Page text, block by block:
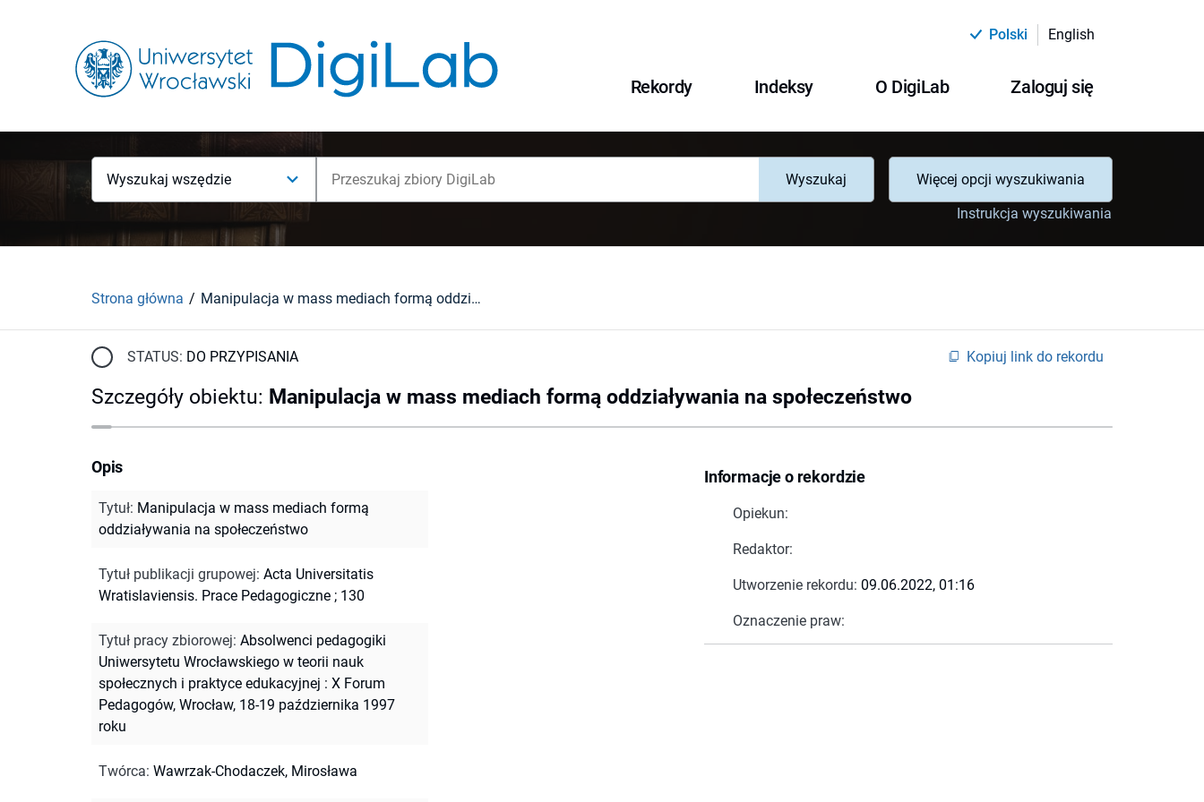
Polski English
Rekordy Indeksy O DigiLab Zaloguj się
Wyszukaj wszędzie Wyszukaj
Więcej opcji wyszukiwania
Instrukcja wyszukiwania
Strona główna Manipulacja w mass mediach formą oddziaływania na społeczeństwo
STATUS: DO PRZYPISANIA Kopiuj link do rekordu
Szczegóły obiektu: Manipulacja w mass mediach formą oddziaływania na społeczeństwo
Informacje o rekordzie
Opiekun:
Redaktor:
Utworzenie rekordu: 09.06.2022, 01:16
Oznaczenie praw:
Opis
Tytuł: Manipulacja w mass mediach formą
oddziaływania na społeczeństwo
Tytuł publikacji grupowej: Acta Universitatis
Wratislaviensis. Prace Pedagogiczne ; 130
Tytuł pracy zbiorowej: Absolwenci pedagogiki
Uniwersytetu Wrocławskiego w teorii nauk
społecznych i praktyce edukacyjnej : X Forum
Pedagogów, Wrocław, 18-19 października 1997
roku
Twórca: Wawrzak-Chodaczek, Mirosława